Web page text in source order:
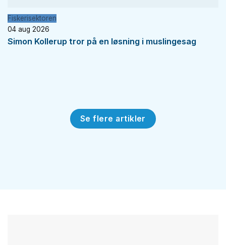
Fiskerisektoren
04 aug 2026
Simon Kollerup tror på en løsning i muslingesag
Se flere artikler